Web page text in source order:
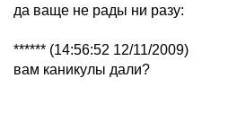
да ваще не рады ни разу:
****** (14:56:52 12/11/2009)
вам каникулы дали?